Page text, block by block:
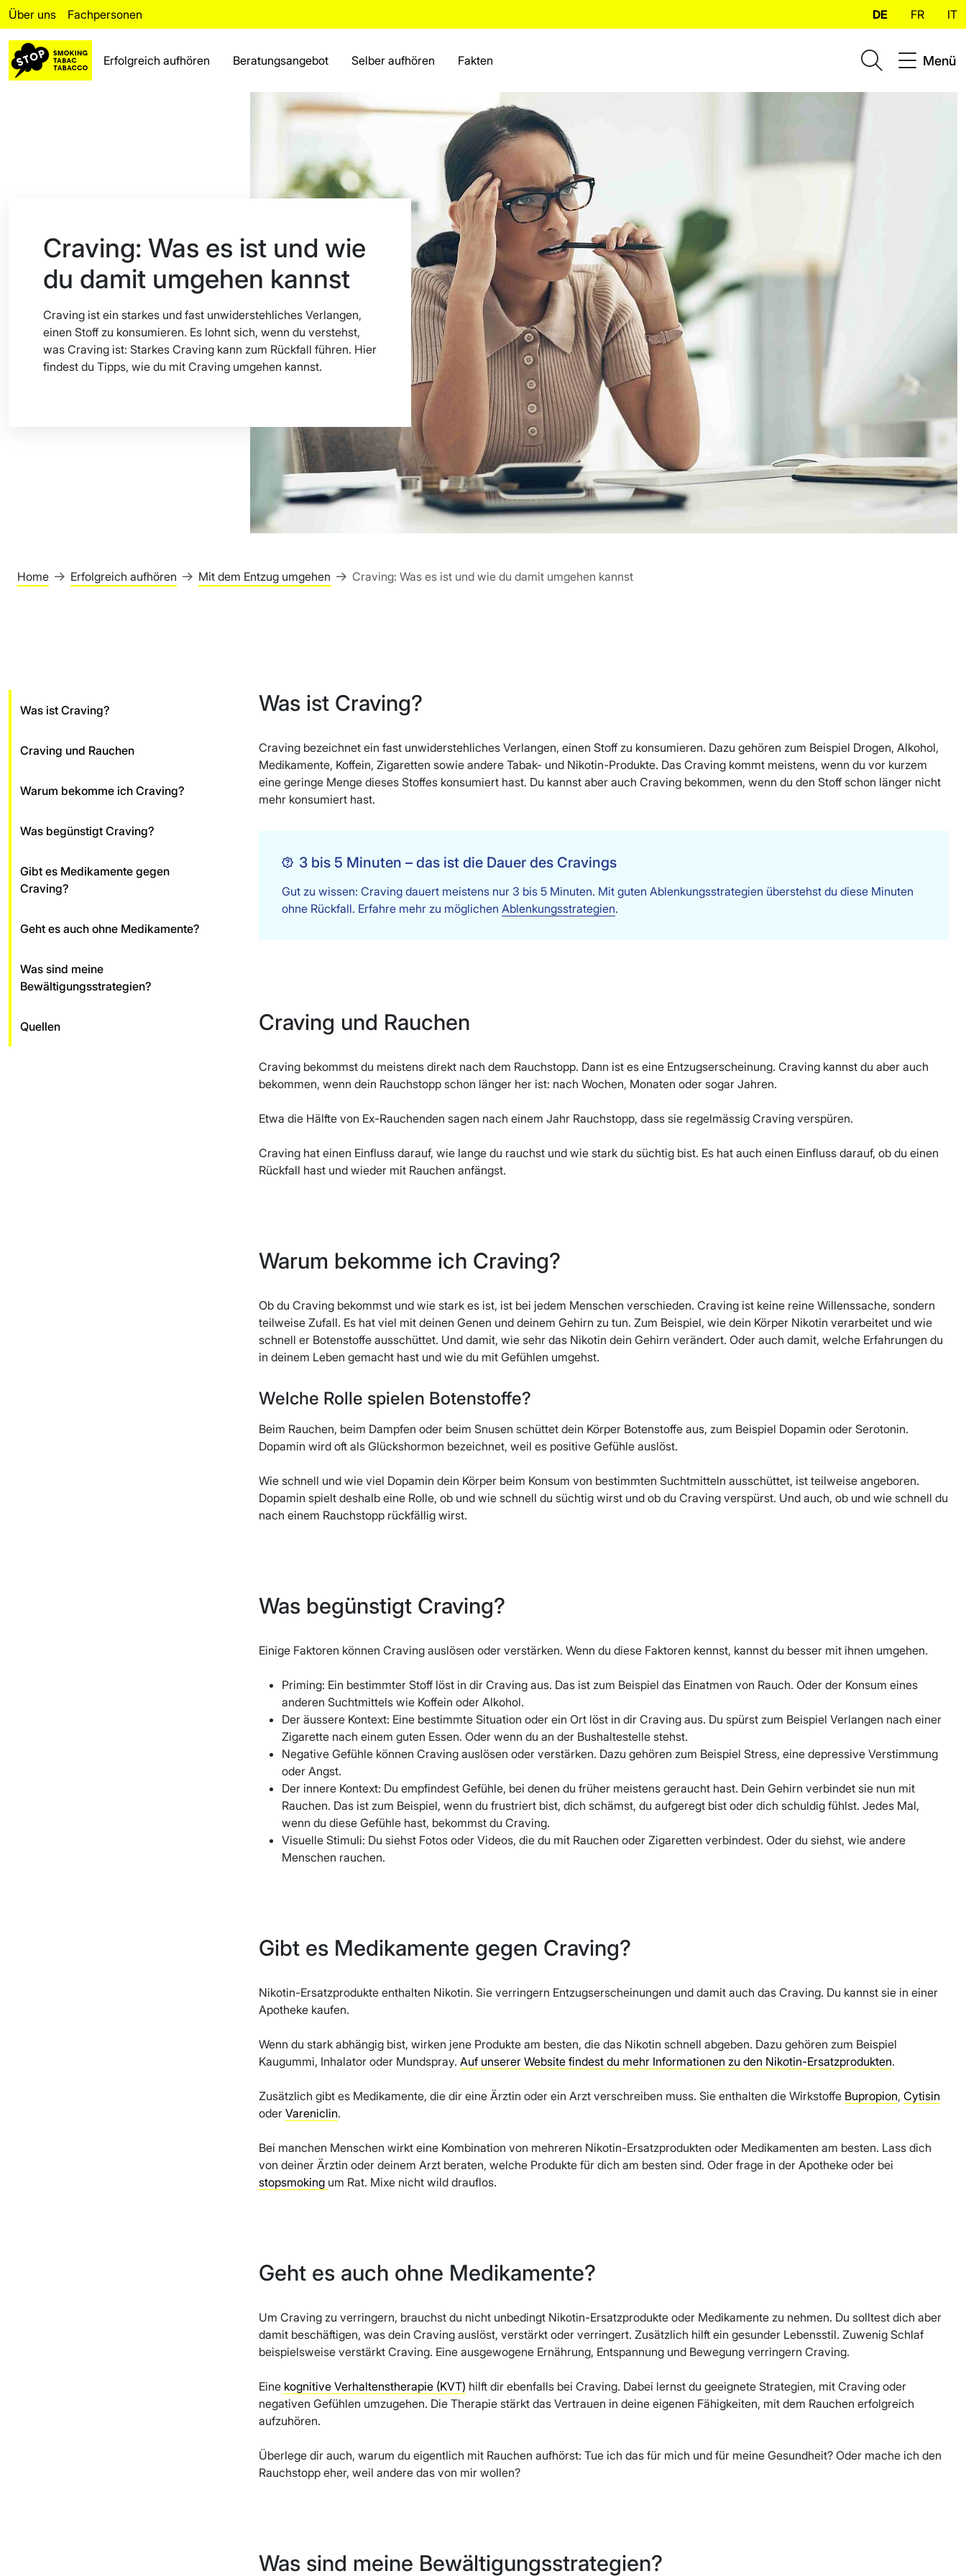
Über uns Fachpersonen DE FR IT
Erfolgreich aufhören Beratungsangebot Selber aufhören Fakten Menü
Über uns
Häufig gestellte Fragen
Craving: Was es ist und wie
du damit umgehen kannst
Craving ist ein starkes und fast unwiderstehliches Verlangen,
einen Stoff zu konsumieren. Es lohnt sich, wenn du verstehst,
was Craving ist: Starkes Craving kann zum Rückfall führen. Hier
findest du Tipps, wie du mit Craving umgehen kannst.
Home Erfolgreich aufhören Mit dem Entzug umgehen Craving: Was es ist und wie du damit umgehen kannst
Was ist Craving?
Craving und Rauchen
Warum bekomme ich Craving?
Was begünstigt Craving?
Gibt es Medikamente gegen
Craving?
Geht es auch ohne Medikamente?
Was sind meine
Bewältigungsstrategien?
Quellen
Was ist Craving?
Craving bezeichnet ein fast unwiderstehliches Verlangen, einen Stoff zu konsumieren. Dazu gehören zum Beispiel Drogen, Alkohol,
Medikamente, Koffein, Zigaretten sowie andere Tabak- und Nikotin-Produkte. Das Craving kommt meistens, wenn du vor kurzem
eine geringe Menge dieses Stoffes konsumiert hast. Du kannst aber auch Craving bekommen, wenn du den Stoff schon länger nicht
mehr konsumiert hast.
3 bis 5 Minuten – das ist die Dauer des Cravings
Gut zu wissen: Craving dauert meistens nur 3 bis 5 Minuten. Mit guten Ablenkungsstrategien überstehst du diese Minuten
ohne Rückfall. Erfahre mehr zu möglichen Ablenkungsstrategien.
Craving und Rauchen
Craving bekommst du meistens direkt nach dem Rauchstopp. Dann ist es eine Entzugserscheinung. Craving kannst du aber auch
bekommen, wenn dein Rauchstopp schon länger her ist: nach Wochen, Monaten oder sogar Jahren.
Etwa die Hälfte von Ex-Rauchenden sagen nach einem Jahr Rauchstopp, dass sie regelmässig Craving verspüren.
Craving hat einen Einfluss darauf, wie lange du rauchst und wie stark du süchtig bist. Es hat auch einen Einfluss darauf, ob du einen
Rückfall hast und wieder mit Rauchen anfängst.
Warum bekomme ich Craving?
Ob du Craving bekommst und wie stark es ist, ist bei jedem Menschen verschieden. Craving ist keine reine Willenssache, sondern
teilweise Zufall. Es hat viel mit deinen Genen und deinem Gehirn zu tun. Zum Beispiel, wie dein Körper Nikotin verarbeitet und wie
schnell er Botenstoffe ausschüttet. Und damit, wie sehr das Nikotin dein Gehirn verändert. Oder auch damit, welche Erfahrungen du
in deinem Leben gemacht hast und wie du mit Gefühlen umgehst.
Welche Rolle spielen Botenstoffe?
Beim Rauchen, beim Dampfen oder beim Snusen schüttet dein Körper Botenstoffe aus, zum Beispiel Dopamin oder Serotonin.
Dopamin wird oft als Glückshormon bezeichnet, weil es positive Gefühle auslöst.
Wie schnell und wie viel Dopamin dein Körper beim Konsum von bestimmten Suchtmitteln ausschüttet, ist teilweise angeboren.
Dopamin spielt deshalb eine Rolle, ob und wie schnell du süchtig wirst und ob du Craving verspürst. Und auch, ob und wie schnell du
nach einem Rauchstopp rückfällig wirst.
Was begünstigt Craving?
Einige Faktoren können Craving auslösen oder verstärken. Wenn du diese Faktoren kennst, kannst du besser mit ihnen umgehen.
Priming: Ein bestimmter Stoff löst in dir Craving aus. Das ist zum Beispiel das Einatmen von Rauch. Oder der Konsum eines
anderen Suchtmittels wie Koffein oder Alkohol.
Der äussere Kontext: Eine bestimmte Situation oder ein Ort löst in dir Craving aus. Du spürst zum Beispiel Verlangen nach einer
Zigarette nach einem guten Essen. Oder wenn du an der Bushaltestelle stehst.
Negative Gefühle können Craving auslösen oder verstärken. Dazu gehören zum Beispiel Stress, eine depressive Verstimmung
oder Angst.
Der innere Kontext: Du empfindest Gefühle, bei denen du früher meistens geraucht hast. Dein Gehirn verbindet sie nun mit
Rauchen. Das ist zum Beispiel, wenn du frustriert bist, dich schämst, du aufgeregt bist oder dich schuldig fühlst. Jedes Mal,
wenn du diese Gefühle hast, bekommst du Craving.
Visuelle Stimuli: Du siehst Fotos oder Videos, die du mit Rauchen oder Zigaretten verbindest. Oder du siehst, wie andere
Menschen rauchen.
Gibt es Medikamente gegen Craving?
Nikotin-Ersatzprodukte enthalten Nikotin. Sie verringern Entzugserscheinungen und damit auch das Craving. Du kannst sie in einer
Apotheke kaufen.
Wenn du stark abhängig bist, wirken jene Produkte am besten, die das Nikotin schnell abgeben. Dazu gehören zum Beispiel
Kaugummi, Inhalator oder Mundspray. Auf unserer Website findest du mehr Informationen zu den Nikotin-Ersatzprodukten.
Zusätzlich gibt es Medikamente, die dir eine Ärztin oder ein Arzt verschreiben muss. Sie enthalten die Wirkstoffe Bupropion, Cytisin
oder Vareniclin.
Bei manchen Menschen wirkt eine Kombination von mehreren Nikotin-Ersatzprodukten oder Medikamenten am besten. Lass dich
von deiner Ärztin oder deinem Arzt beraten, welche Produkte für dich am besten sind. Oder frage in der Apotheke oder bei
stopsmoking um Rat. Mixe nicht wild drauflos.
Geht es auch ohne Medikamente?
Um Craving zu verringern, brauchst du nicht unbedingt Nikotin-Ersatzprodukte oder Medikamente zu nehmen. Du solltest dich aber
damit beschäftigen, was dein Craving auslöst, verstärkt oder verringert. Zusätzlich hilft ein gesunder Lebensstil. Zuwenig Schlaf
beispielsweise verstärkt Craving. Eine ausgewogene Ernährung, Entspannung und Bewegung verringern Craving.
Eine kognitive Verhaltenstherapie (KVT) hilft dir ebenfalls bei Craving. Dabei lernst du geeignete Strategien, mit Craving oder
negativen Gefühlen umzugehen. Die Therapie stärkt das Vertrauen in deine eigenen Fähigkeiten, mit dem Rauchen erfolgreich
aufzuhören.
Überlege dir auch, warum du eigentlich mit Rauchen aufhörst: Tue ich das für mich und für meine Gesundheit? Oder mache ich den
Rauchstopp eher, weil andere das von mir wollen?
Was sind meine Bewältigungsstrategien?